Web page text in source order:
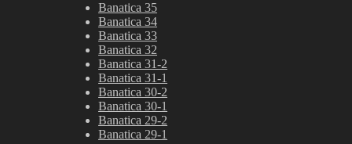
Banatica 35
Banatica 34
Banatica 33
Banatica 32
Banatica 31-2
Banatica 31-1
Banatica 30-2
Banatica 30-1
Banatica 29-2
Banatica 29-1